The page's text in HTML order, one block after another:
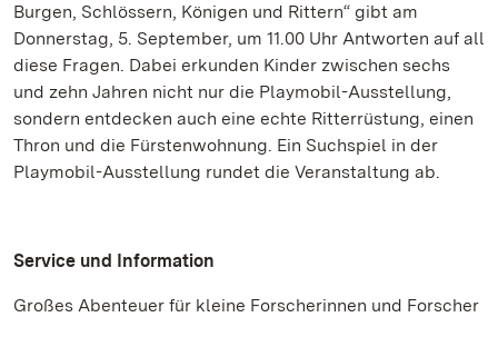
Burgen, Schlössern, Königen und Rittern“ gibt am
Donnerstag, 5. September, um 11.00 Uhr Antworten auf all
diese Fragen. Dabei erkunden Kinder zwischen sechs
und zehn Jahren nicht nur die Playmobil-Ausstellung,
sondern entdecken auch eine echte Ritterrüstung, einen
Thron und die Fürstenwohnung. Ein Suchspiel in der
Playmobil-Ausstellung rundet die Veranstaltung ab.
Service und Information
Großes Abenteuer für kleine Forscherinnen und Forscher